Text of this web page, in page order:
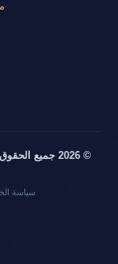
© 2026 جميع الحقوق محفوظة | تصميم وتطوير بواسطة
سياسة